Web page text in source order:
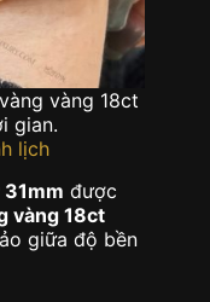
vàng 18ct
gian.
lịch
được
vàng 18ct
giữa độ bền